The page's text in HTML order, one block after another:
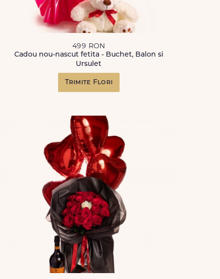
499 RON
Cadou nou-nascut fetita - Buchet, Balon si
Ursulet
Trimite Flori